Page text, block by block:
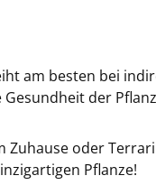
am besten bei
der
Zuhause oder
Pflanze!